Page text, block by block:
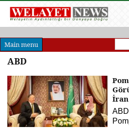
Main menu Ara
ABD